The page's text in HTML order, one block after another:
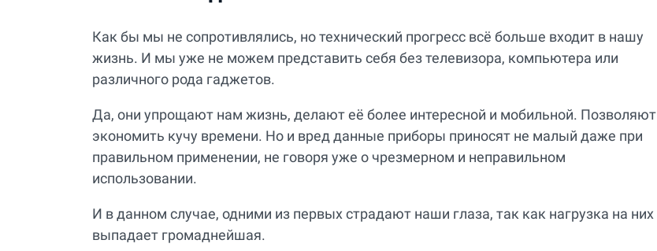
Как бы мы не сопротивлялись, но технический прогресс всё больше входит в нашу
жизнь. И мы уже не можем представить себя без телевизора, компьютера или
различного рода гаджетов.
Да, они упрощают нам жизнь, делают её более интересной и мобильной. Позволяют
экономить кучу времени. Но и вред данные приборы приносят не малый даже при
правильном применении, не говоря уже о чрезмерном и неправильном
использовании.
И в данном случае, одними из первых страдают наши глаза, так как нагрузка на них
выпадает громаднейшая.